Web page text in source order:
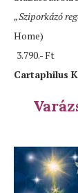
„Sziporkázó
Home)
3.790.- Ft
Cartaphilus